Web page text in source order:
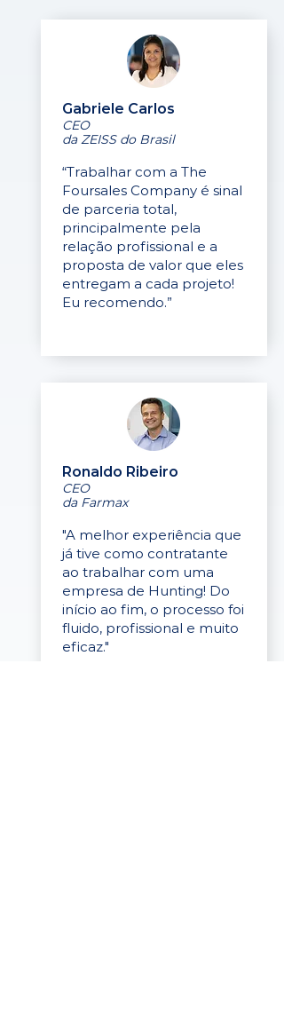
Gabriele Carlos
CEO
da ZEISS do Brasil
“Trabalhar com a The
Foursales Company é sinal
de parceria total,
principalmente pela
relação profissional e a
proposta de valor que eles
entregam a cada projeto!
Eu recomendo.”
Ronaldo Ribeiro
CEO
da Farmax
"A melhor experiência que
já tive como contratante
ao trabalhar com uma
empresa de Hunting! Do
início ao fim, o processo foi
fluido, profissional e muito
eficaz."